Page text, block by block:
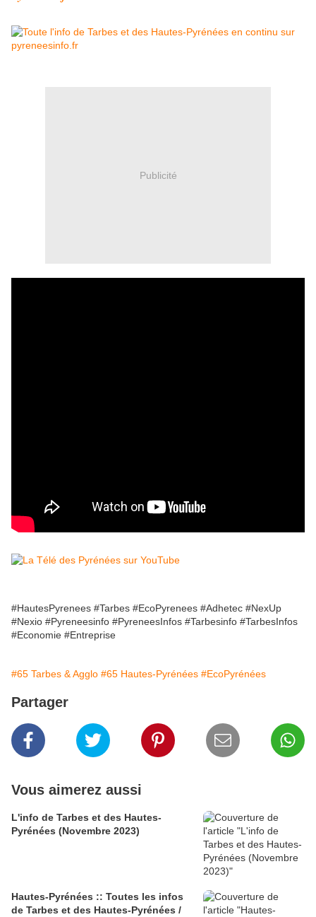
Publicité
#HautesPyrenees #Tarbes #EcoPyrenees #Adhetec #NexUp
#Nexio #Pyreneesinfo #PyreneesInfos #Tarbesinfo #TarbesInfos
#Economie #Entreprise
#65 Tarbes & Agglo #65 Hautes-Pyrénées #EcoPyrénées
Partager
Vous aimerez aussi
L'info de Tarbes et des Hautes-
Pyrénées (Novembre 2023)
Hautes-Pyrénées :: Toutes les infos
de Tarbes et des Hautes-Pyrénées /